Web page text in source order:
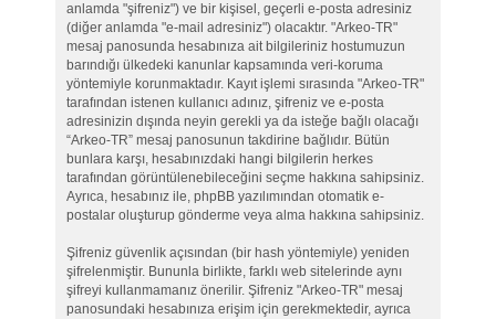
anlamda "şifreniz") ve bir kişisel, geçerli e-posta adresiniz
(diğer anlamda "e-mail adresiniz") olacaktır. "Arkeo-TR"
mesaj panosunda hesabınıza ait bilgileriniz hostumuzun
barındığı ülkedeki kanunlar kapsamında veri-koruma
yöntemiyle korunmaktadır. Kayıt işlemi sırasında "Arkeo-TR"
tarafından istenen kullanıcı adınız, şifreniz ve e-posta
adresinizin dışında neyin gerekli ya da isteğe bağlı olacağı
“Arkeo-TR” mesaj panosunun takdirine bağlıdır. Bütün
bunlara karşı, hesabınızdaki hangi bilgilerin herkes
tarafından görüntülenebileceğini seçme hakkına sahipsiniz.
Ayrıca, hesabınız ile, phpBB yazılımından otomatik e-
postalar oluşturup gönderme veya alma hakkına sahipsiniz.
Şifreniz güvenlik açısından (bir hash yöntemiyle) yeniden
şifrelenmiştir. Bununla birlikte, farklı web sitelerinde aynı
şifreyi kullanmamanız önerilir. Şifreniz "Arkeo-TR" mesaj
panosundaki hesabınıza erişim için gerekmektedir, ayrıca